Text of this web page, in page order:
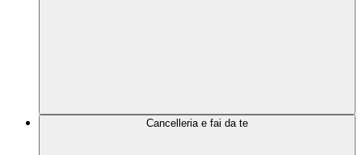
Cancelleria e fai da te